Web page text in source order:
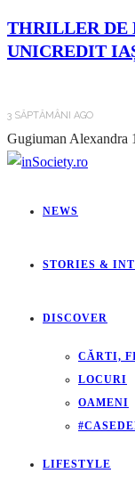
THRILLER DE
UNICREDIT
3 SĂPTĂMÂNI AGO
Gugiuman Alexandra
NEWS
STORIES &
DISCOVER
CĂRTI,
LOCURI
OAMENI
LIFESTYLE